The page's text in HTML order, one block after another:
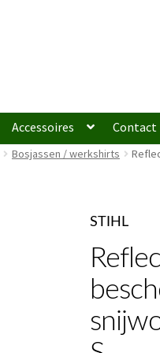
Accessoires Contact
Bosjassen / werkshirts
STIHL